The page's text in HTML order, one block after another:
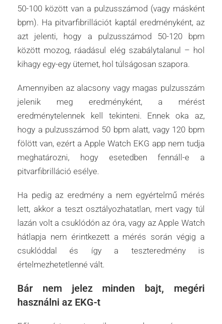
50-100 között van a pulzusszámod (vagy másként
bpm). Ha pitvarfibrillációt kaptál eredményként, az
azt jelenti, hogy a pulzusszámod 50-120 bpm
között mozog, ráadásul elég szabálytalanul – hol
kihagy egy-egy ütemet, hol túlságosan szapora.
Amennyiben az alacsony vagy magas pulzusszám
jelenik meg eredményként, a mérést
eredménytelennek kell tekinteni. Ennek oka az,
hogy a pulzusszámod 50 bpm alatt, vagy 120 bpm
fölött van, ezért a Apple Watch EKG app nem tudja
meghatározni, hogy esetedben fennáll-e a
pitvarfibrilláció esélye.
Ha pedig az eredmény a nem egyértelmű mérés
lett, akkor a teszt osztályozhatatlan, mert vagy túl
lazán volt a csuklódón az óra, vagy az Apple Watch
hátlapja nem érintkezett a mérés során végig a
csuklóddal és így a teszteredmény is
értelmezhetetlenné vált.
Bár nem jelez minden bajt, megéri
használni az EKG-t